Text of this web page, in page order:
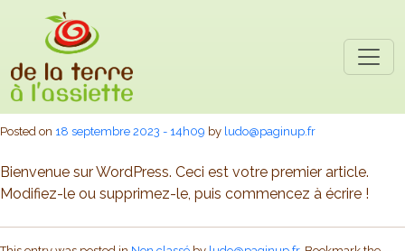
Skip to main content
Bonjour tout le monde !
Posted on 18 septembre 2023 - 14h09 by ludo@paginup.fr
Bienvenue sur WordPress. Ceci est votre premier article.
Modifiez-le ou supprimez-le, puis commencez à écrire !